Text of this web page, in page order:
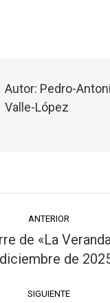
Autor: Pedro-
Valle-López
ANTERIOR
de «La
de
SIGUIENTE